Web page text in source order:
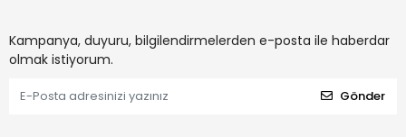
Kampanya, duyuru, bilgilendirmelerden e-posta ile haberdar
olmak istiyorum.
Gönder